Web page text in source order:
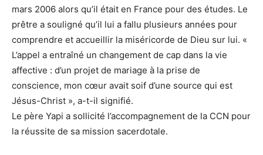
mars 2006 alors qu’il était en France pour des études. Le
prêtre a souligné qu’il lui a fallu plusieurs années pour
comprendre et accueillir la miséricorde de Dieu sur lui. «
L’appel a entraîné un changement de cap dans la vie
affective : d’un projet de mariage à la prise de
conscience, mon cœur avait soif d’une source qui est
Jésus-Christ », a-t-il signifié.
Le père Yapi a sollicité l’accompagnement de la CCN pour
la réussite de sa mission sacerdotale.